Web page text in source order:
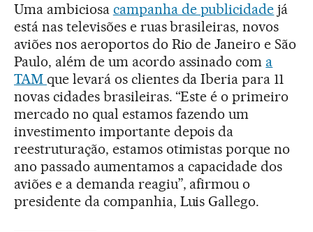
Uma ambiciosa campanha de publicidade já
está nas televisões e ruas brasileiras, novos
aviões nos aeroportos do Rio de Janeiro e São
Paulo, além de um acordo assinado com a
TAM que levará os clientes da Iberia para 11
novas cidades brasileiras. “Este é o primeiro
mercado no qual estamos fazendo um
investimento importante depois da
reestruturação, estamos otimistas porque no
ano passado aumentamos a capacidade dos
aviões e a demanda reagiu”, afirmou o
presidente da companhia, Luis Gallego.